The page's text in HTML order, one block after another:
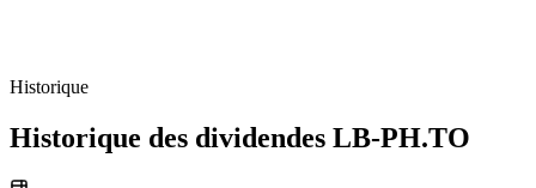
Historique
Historique des dividendes LB-PH.TO